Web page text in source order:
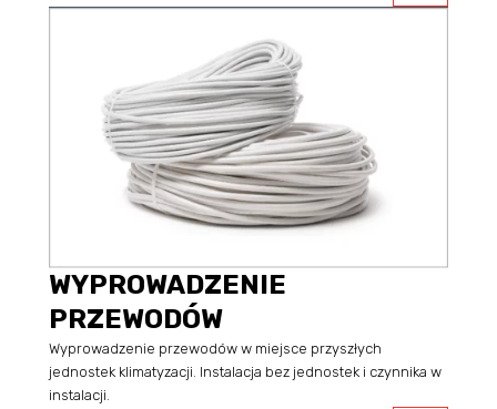
WYPROWADZENIE
PRZEWODÓW
Wyprowadzenie przewodów w miejsce przyszłych
jednostek klimatyzacji. Instalacja bez jednostek i czynnika w
instalacji.